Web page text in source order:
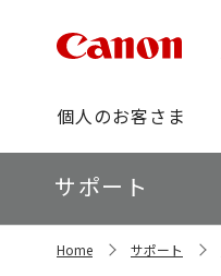
グ
ロ
ー
バ
ビ
個人のお客さま
ロ
ー
カ
ル
サポート
Home サポート